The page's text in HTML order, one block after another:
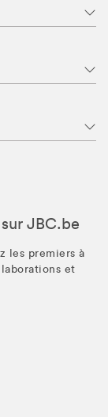
JBC.be
les premiers à
et